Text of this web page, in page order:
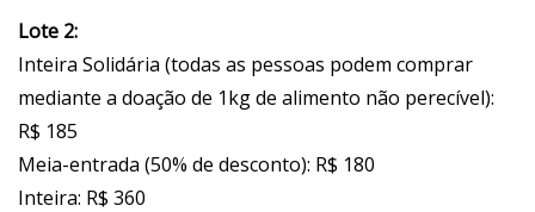
Lote 2:
Inteira Solidária (todas as pessoas podem comprar
mediante a doação de 1kg de alimento não perecível):
R$ 185
Meia-entrada (50% de desconto): R$ 180
Inteira: R$ 360